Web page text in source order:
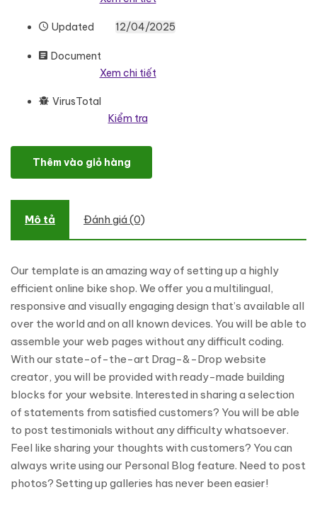
Updated 12/04/2025
Document
Xem chi tiết
VirusTotal
Kiểm tra
BikeRond - Bike Shop Responsive Shopify Theme số lượng
Thêm vào giỏ hàng
Mô tả Đánh giá (0)
Our template is an amazing way of setting up a highly
efficient online bike shop. We offer you a multilingual,
responsive and visually engaging design that’s available all
over the world and on all known devices. You will be able to
assemble your web pages without any difficult coding.
With our state-of-the-art Drag-&-Drop website
creator, you will be provided with ready-made building
blocks for your website. Interested in sharing a selection
of statements from satisfied customers? You will be able
to post testimonials without any difficulty whatsoever.
Feel like sharing your thoughts with customers? You can
always write using our Personal Blog feature. Need to post
photos? Setting up galleries has never been easier!